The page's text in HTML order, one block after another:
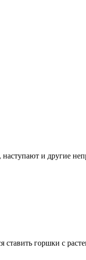
и другие
ставить горшки с